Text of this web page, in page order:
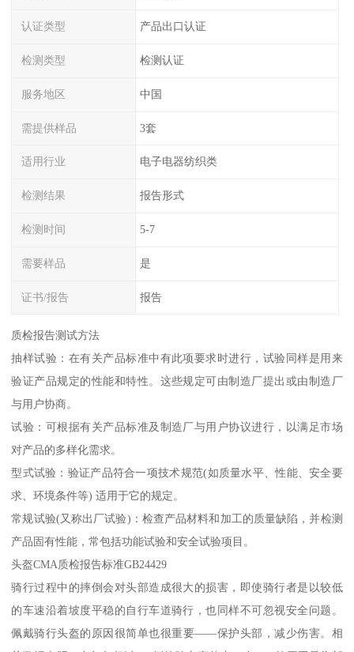
认证类型 产品出口认证
检测类型 检测认证
服务地区 中国
需提供样品 3套
适用行业 电子电器纺织类
检测结果 报告形式
检测时间 5-7
需要样品 是
证书/报告 报告
质检报告测试方法
抽样试验：在有关产品标准中有此项要求时进行，试验同样是用来
验证产品规定的性能和特性。这些规定可由制造厂提出或由制造厂
与用户协商。
试验：可根据有关产品标准及制造厂与用户协议进行，以满足市场
对产品的多样化需求。
型式试验：验证产品符合一项技术规范(如质量水平、性能、安全要
求、环境条件等) 适用于它的规定。
常规试验(又称出厂试验)：检查产品材料和加工的质量缺陷，并检测
产品固有性能，常包括功能试验和安全试验项目。
头盔CMA质检报告标准GB24429
骑行过程中的摔倒会对头部造成很大的损害，即使骑行者是以较低
的车速沿着坡度平稳的自行车道骑行，也同样不可忽视安全问题。
佩戴骑行头盔的原因很简单也很重要——保护头部，减少伤害。相